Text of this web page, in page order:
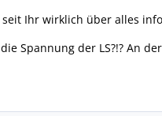
seit Ihr wirklich über alles
Spannung der LS?!? An